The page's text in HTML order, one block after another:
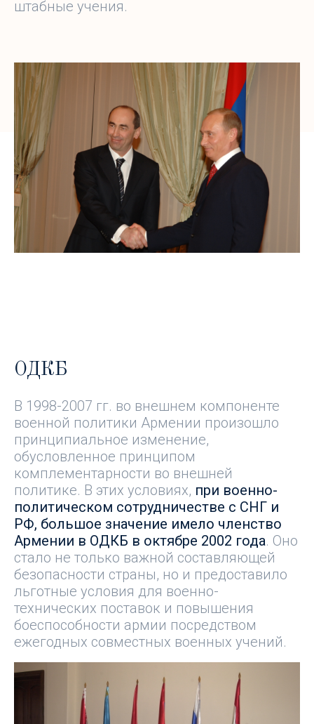
штабные учения.
ОДКБ
В 1998-2007 гг. во внешнем компоненте
военной политики Армении произошло
принципиальное изменение,
обусловленное принципом
комплементарности во внешней
политике. В этих условиях, при военно-
политическом сотрудничестве с СНГ и
РФ, большое значение имело членство
Армении в ОДКБ в октябре 2002 года. Оно
стало не только важной составляющей
безопасности страны, но и предоставило
льготные условия для военно-
технических поставок и повышения
боеспособности армии посредством
ежегодных совместных военных учений.